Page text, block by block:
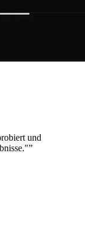
und
”